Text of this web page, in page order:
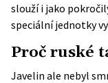
slouží i jako
speciální jednotky
Proč ruské
Javelin ale nebyl